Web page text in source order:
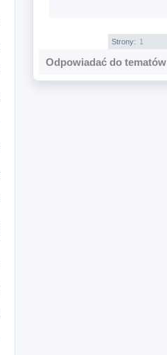
Strony: 1
Odpowiadać do